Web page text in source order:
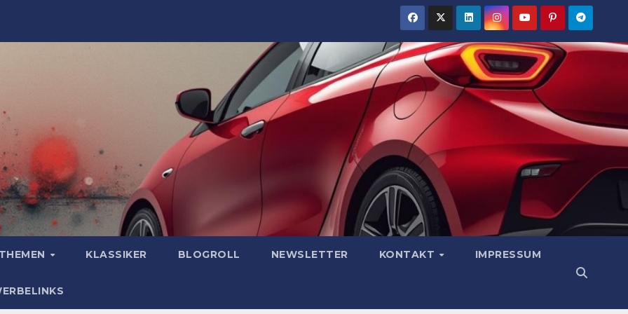
KLASSIKER BLOGROLL NEWSLETTER KONTAKT IMPRESSUM